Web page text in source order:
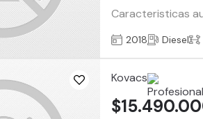
Caracteristicas
2018 Diesel
Kovacs